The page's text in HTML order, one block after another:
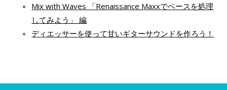
Mix with Waves 「Renaissance Maxxでベースを処理
してみよう」 編
ディエッサーを使って甘いギターサウンドを作ろう！